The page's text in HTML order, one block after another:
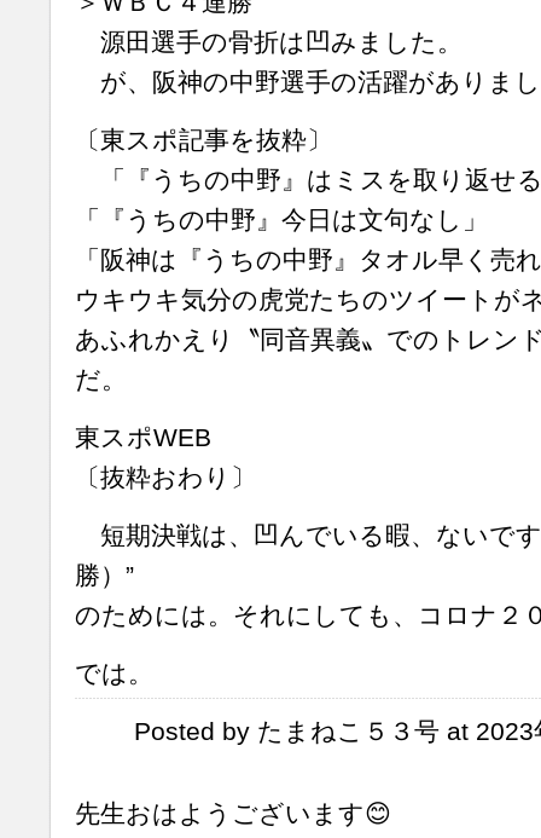
源田選手の骨折は凹みました。
が、阪神の中野選手の活躍がありま
〔東スポ記事を抜粋〕
「『うちの中野』はミスを取り返せ
「『うちの中野』今日は文句なし」
「阪神は『うちの中野』タオル早く売
ウキウキ気分の虎党たちのツイートが
あふれかえり〝同音異義〟でのトレン
だ。
東スポWEB
〔抜粋おわり〕
短期決戦は、凹んでいる暇、ないで
勝）”
のためには。それにしても、コロナ２
では。
Posted by たまねこ５３号 at
先生おはようございます😊